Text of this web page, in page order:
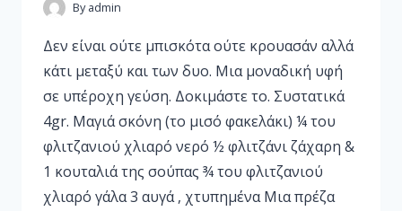
By admin
Δεν είναι ούτε μπισκότα ούτε κρουασάν αλλά
κάτι μεταξύ και των δυο. Μια μοναδική υφή
σε υπέροχη γεύση. Δοκιμάστε το. Συστατικά
4gr. Μαγιά σκόνη (το μισό φακελάκι) ¼ του
φλιτζανιού χλιαρό νερό ½ φλιτζάνι ζάχαρη &
1 κουταλιά της σούπας ¾ του φλιτζανιού
χλιαρό γάλα 3 αυγά , χτυπημένα Μια πρέζα